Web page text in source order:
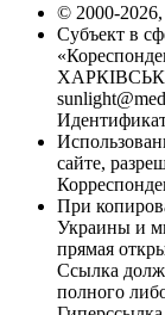
© 2000-2026,
Субъект в
сайте,
При
Украины и
прямая
Ссылка
полного